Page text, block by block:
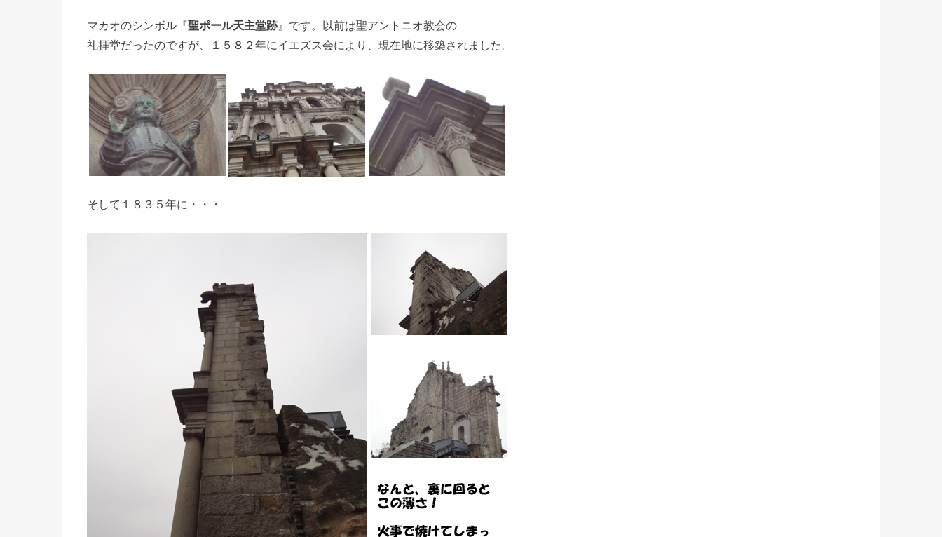
マカオのシンボル『聖ポール天主堂跡』です。以前は聖アントニオ教会の
礼拝堂だったのですが、１５８２年にイエズス会により、現在地に移築されました。
そして１８３５年に・・・